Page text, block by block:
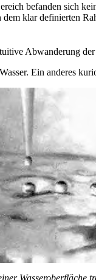
befanden sich
dem klar definierten
Abwanderung
Ein anderes